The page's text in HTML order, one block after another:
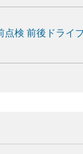
検 前後ドライ